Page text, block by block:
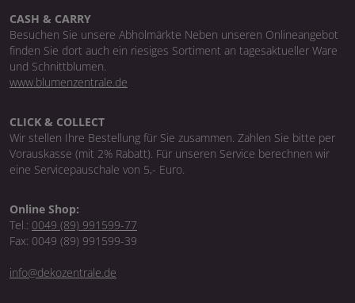
CASH & CARRY
Besuchen Sie unsere Abholmärkte Neben unseren Onlineangebot
finden Sie dort auch ein riesiges Sortiment an tagesaktueller Ware
und Schnittblumen.
www.blumenzentrale.de
CLICK & COLLECT
Wir stellen Ihre Bestellung für Sie zusammen. Zahlen Sie bitte per
Vorauskasse (mit 2% Rabatt). Für unseren Service berechnen wir
eine Servicepauschale von 5,- Euro.
Online Shop:
Tel.: 0049 (89) 991599-77
Fax: 0049 (89) 991599-39
info@dekozentrale.de